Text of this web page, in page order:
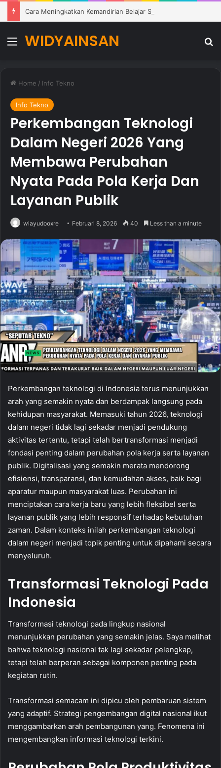
Menu
WIDYAINSAN
Home / Info Tekno
Info Tekno
Perkembangan Teknologi
Dalam Negeri 2026 Yang
Membawa Perubahan
Nyata Pada Pola Kerja Dan
Layanan Publik
wiayudooxre Februari 8, 2026 40 Less than a minute
Perkembangan teknologi di Indonesia terus menunjukkan
arah yang semakin nyata dan berdampak langsung pada
kehidupan masyarakat. Memasuki tahun 2026, teknologi
dalam negeri tidak lagi sekadar menjadi pendukung
aktivitas tertentu, tetapi telah bertransformasi menjadi
fondasi penting dalam perubahan pola kerja serta layanan
publik. Digitalisasi yang semakin merata mendorong
efisiensi, transparansi, dan kemudahan akses, baik bagi
aparatur maupun masyarakat luas. Perubahan ini
menciptakan cara kerja baru yang lebih fleksibel serta
layanan publik yang lebih responsif terhadap kebutuhan
zaman. Dalam konteks inilah perkembangan teknologi
dalam negeri menjadi topik penting untuk dipahami secara
menyeluruh.
Transformasi Teknologi Pada
Indonesia
Transformasi teknologi pada lingkup nasional
menunjukkan perubahan yang semakin jelas. Saya melihat
bahwa teknologi nasional tak lagi sekadar pelengkap,
tetapi telah berperan sebagai komponen penting pada
kegiatan rutin.
Transformasi semacam ini dipicu oleh pembaruan sistem
yang adaptif. Strategi pengembangan digital nasional ikut
menggambarkan arah pembangunan yang. Fenomena ini
mengembangkan informasi teknologi terkini.